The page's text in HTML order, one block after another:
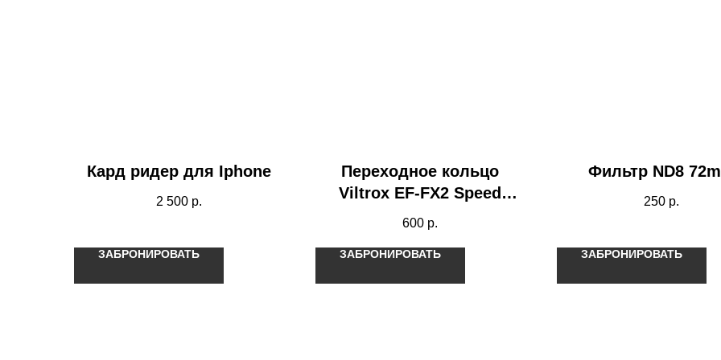
Кард ридер для Iphone
2 500 р.
ЗАБРОНИРОВАТЬ
Переходное кольцо
Viltrox EF-FX2 Speed
Booster
600 р.
ЗАБРОНИРОВАТЬ
Фильтр ND8
250 р.
ЗАБРОНИРОВАТЬ